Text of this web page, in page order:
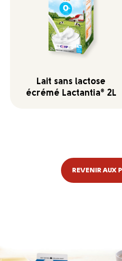
Lait sans lactose
écrémé Lactantia® 2L
REVENIR AUX